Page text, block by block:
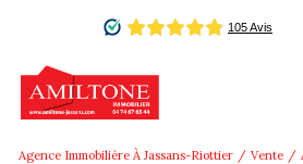
Agence Immobilière À Jassans-Riottier Vente